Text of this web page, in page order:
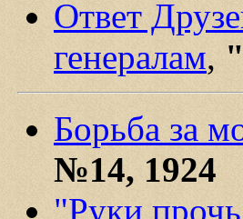
Ответ
генералам,
Борьба за
№14, 1924
"Руки